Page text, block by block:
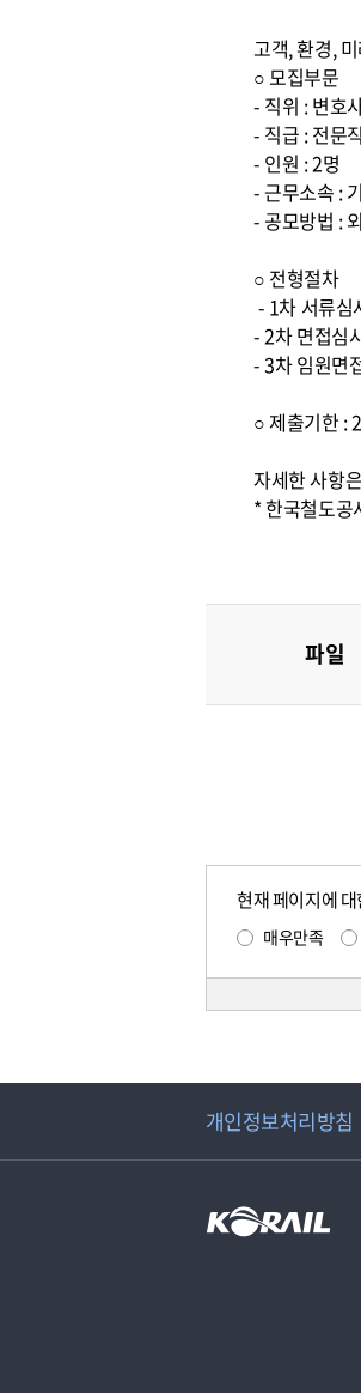
고객, 환경,
○ 모집부문
- 직위 : 변호
- 직급 : 전문
- 인원 : 2명
- 근무소속 :
- 공모방법 :
○ 전형절차
- 1차 서류심
- 2차 면접심
- 3차 임원면
○ 제출기한 :
자세한 사항
* 한국철도
파일
현재 페이지에
매우만족
개인정보처리방침